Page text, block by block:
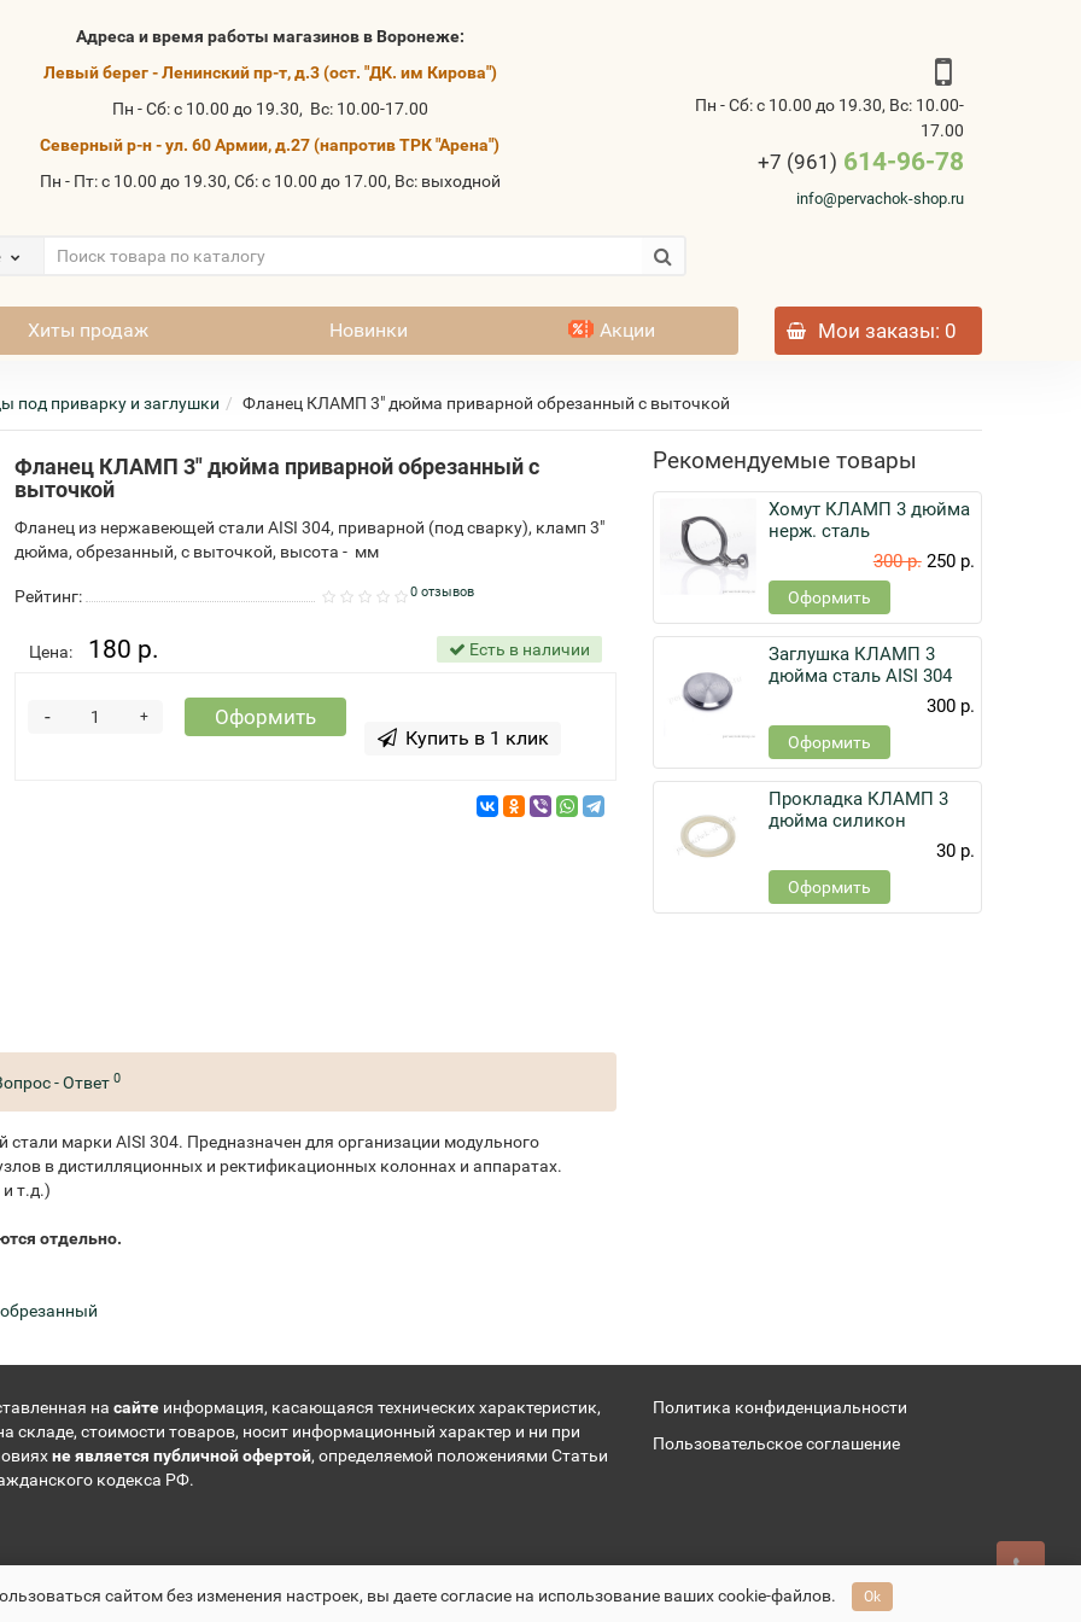
Адреса и время работы магазинов в Воронеже:
Левый берег - Ленинский пр-т, д.3 (ост. "ДК. им Кирова")
Пн - Сб: с 10.00 до 19.30, Вс: 10.00-17.00
Северный р-н - ул. 60 Армии, д.27 (напротив ТРК "Арена")
Пн - Пт: с 10.00 до 19.30, Сб: с 10.00 до 17.00, Вс: выходной
Пн - Сб: с 10.00 до 19.30, Вс: 10.00-
17.00
+7 (961) 614-96-78
info@pervachok-shop.ru
Хиты продаж Новинки Акции Мои заказы: 0
под приварку и заглушки Фланец КЛАМП 3" дюйма приварной обрезанный с выточкой
Фланец КЛАМП 3" дюйма приварной обрезанный с
выточкой
Фланец из нержавеющей стали AISI 304, приварной (под сварку), кламп 3"
дюйма, обрезанный, с выточкой, высота - мм
Рейтинг: 0 отзывов
Цена: 180 р. Есть в наличии
+
- Оформить
Купить в 1 клик
- Ответ0
марки AISI 304. Предназначен для организации модульного
в дистилляционных и ректификационных колоннах и аппаратах.
т.д.)
отдельно.
обрезанный
Рекомендуемые товары
Хомут КЛАМП 3 дюйма
нерж. сталь
300 р. 250 р.
Оформить
Заглушка КЛАМП 3
дюйма сталь AISI 304
300 р.
Оформить
Прокладка КЛАМП 3
дюйма силикон
30 р.
Оформить
на сайтеинформация, касающаяся технических характеристик,
складе, стоимости товаров, носит информационный характер и ни при
не является публичной офертой, определяемой положениями Статьи
кодекса РФ.
Политика конфиденциальности
Пользовательское соглашение
сайтом без изменения настроек, вы даете согласие на использование ваших cookie-файлов. Ok